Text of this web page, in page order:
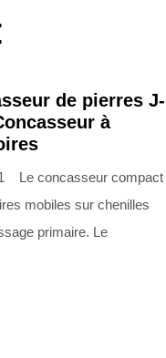
de pierres J-
à
Le concasseur compact
mobiles sur chenilles
primaire. Le